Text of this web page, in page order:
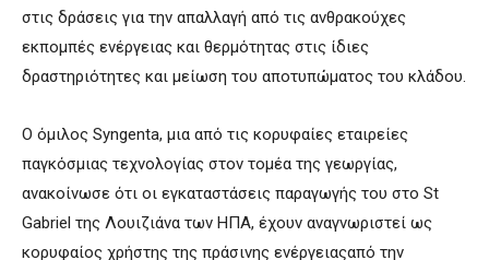
στις δράσεις για την απαλλαγή από τις ανθρακούχες
εκπομπές ενέργειας και θερμότητας στις ίδιες
δραστηριότητες και μείωση του αποτυπώματος του κλάδου.
Ο όμιλος Syngenta, μια από τις κορυφαίες εταιρείες
παγκόσμιας τεχνολογίας στον τομέα της γεωργίας,
ανακοίνωσε ότι οι εγκαταστάσεις παραγωγής του στο St
Gabriel της Λουιζιάνα των ΗΠΑ, έχουν αναγνωριστεί ως
κορυφαίος χρήστης της πράσινης ενέργειαςαπό την